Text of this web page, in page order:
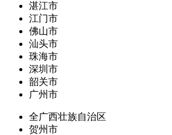
湛江市
江门市
佛山市
汕头市
珠海市
深圳市
韶关市
广州市
全广西壮族自治区
贺州市